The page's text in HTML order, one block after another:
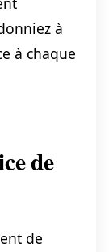
à
à chaque
de
de